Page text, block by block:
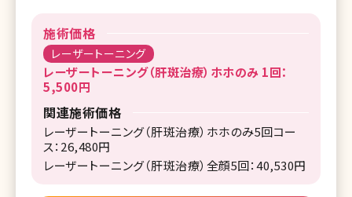
施術価格
レーザートーニング
レーザートーニング（肝斑治療）ホホのみ 1回：
5,500円
関連施術価格
レーザートーニング（肝斑治療）ホホのみ5回コー
ス：26,480円
レーザートーニング（肝斑治療）全顔5回：40,530円